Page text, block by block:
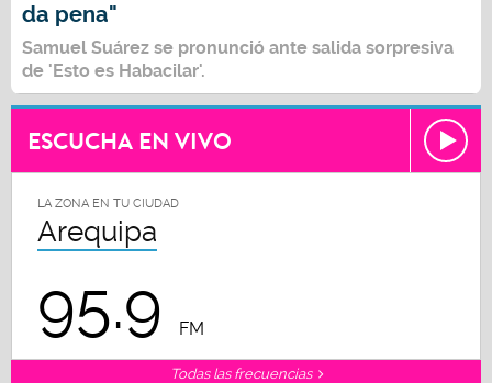
da pena"
Samuel Suárez se pronunció ante salida sorpresiva
de 'Esto es Habacilar'.
ESCUCHA EN VIVO
LA ZONA EN TU CIUDAD
Arequipa
95.9 FM
Todas las frecuencias